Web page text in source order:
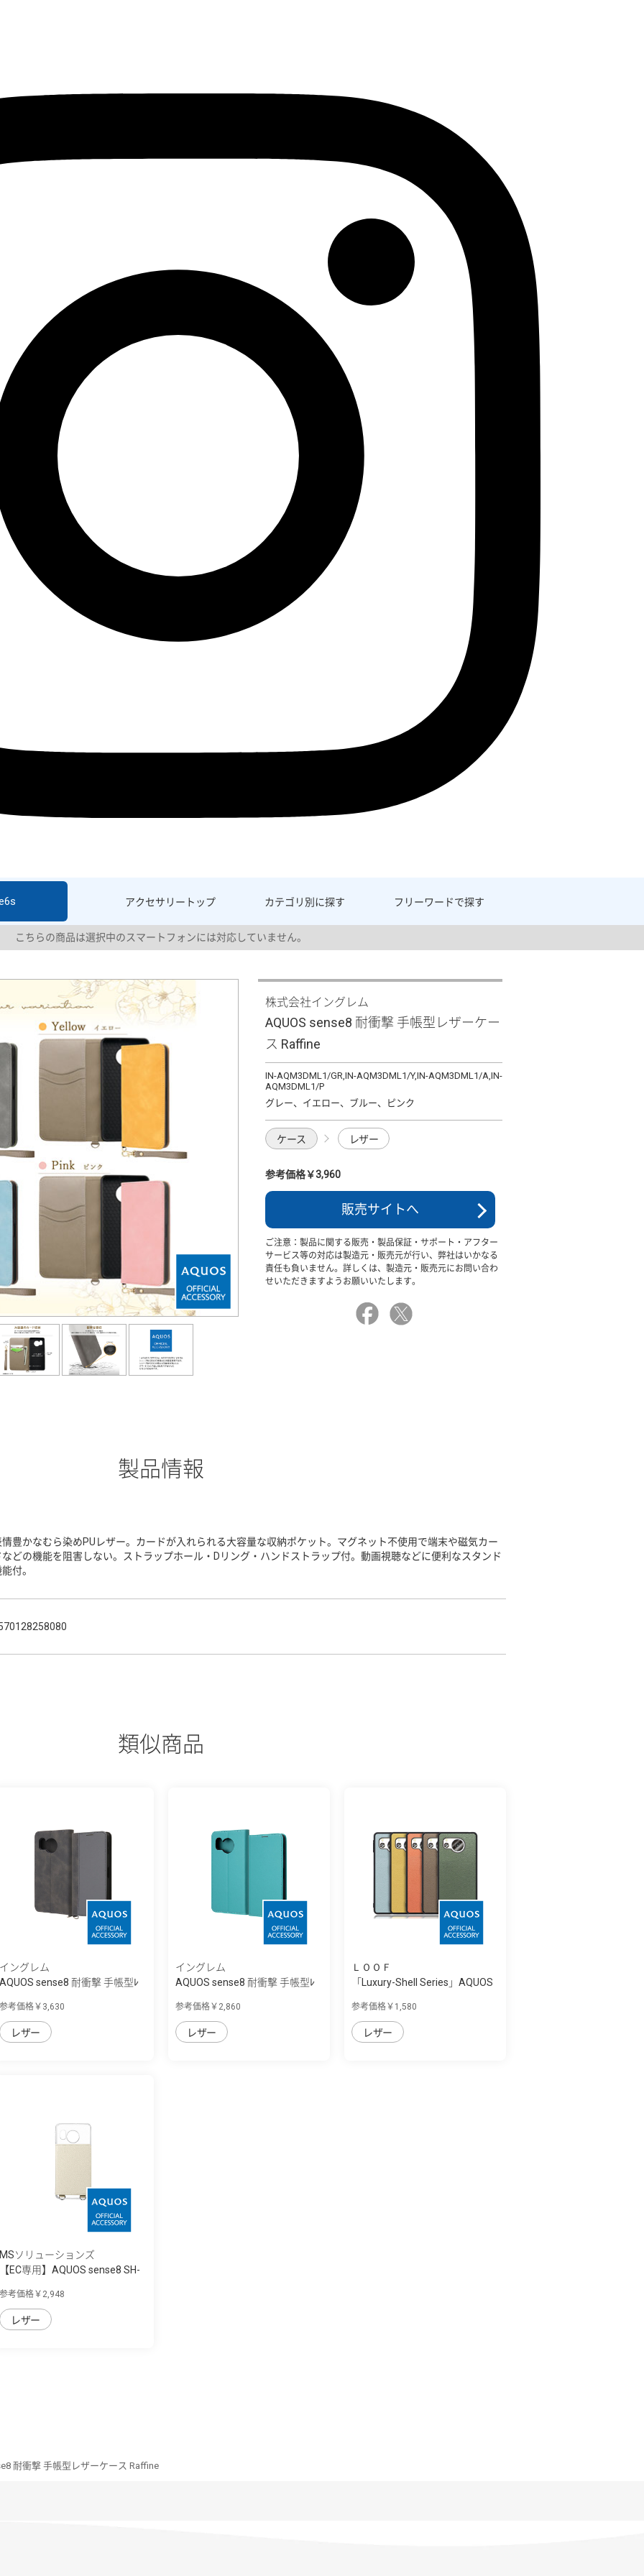
アクセサリー トップ カテゴリ別に探す フリーワードで探す
こちらの商品は選択中のスマートフォンには対応していません。
株式会社イングレム
AQUOS sense8 耐衝撃 手帳型レザーケー
ス Raffine
IN-AQM3DML1/GR,IN-AQM3DML1/Y,IN-AQM3DML1/A,IN-
AQM3DML1/P
グレー、イエロー、ブルー、ピンク
ケース レザー
参考価格￥3,960
販売サイトへ
ご注意：製品に関する販売・製品保証・サポート・アフター
サービス等の対応は製造元・販売元が行い、弊社はいかなる
責任も負いません。詳しくは、製造元・販売元にお問い合わ
せいただきますようお願いいたします。
製品情報
情豊かなむら染めPUレザー。カードが入れられる大容量な収納ポケット。マグネット不使用で端末や磁気カー
などの機能を阻害しない。ストラップホール・Dリング・ハンドストラップ付。動画視聴などに便利なスタンド
付。
類似商品
イングレム
AQUOS sense8 耐衝撃 手帳型ﾚ
参考価格￥3,630
レザー
イングレム
AQUOS sense8 耐衝撃 手帳型ﾚ
参考価格￥2,860
レザー
ＬＯＯＦ
「Luxury-Shell Series」AQUOS
参考価格￥1,580
レザー
MSソリューションズ
【EC専用】AQUOS sense8 SH-
参考価格￥2,948
レザー
耐衝撃 手帳型レザーケース Raffine